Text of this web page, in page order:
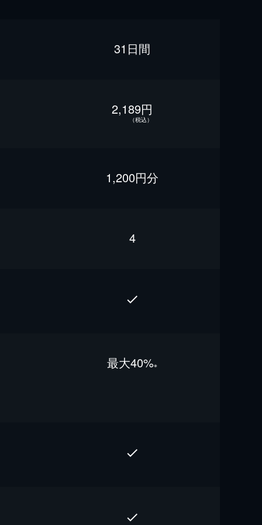
31日間
2,189円
（税込）
1,200円分
4
最⼤40%※